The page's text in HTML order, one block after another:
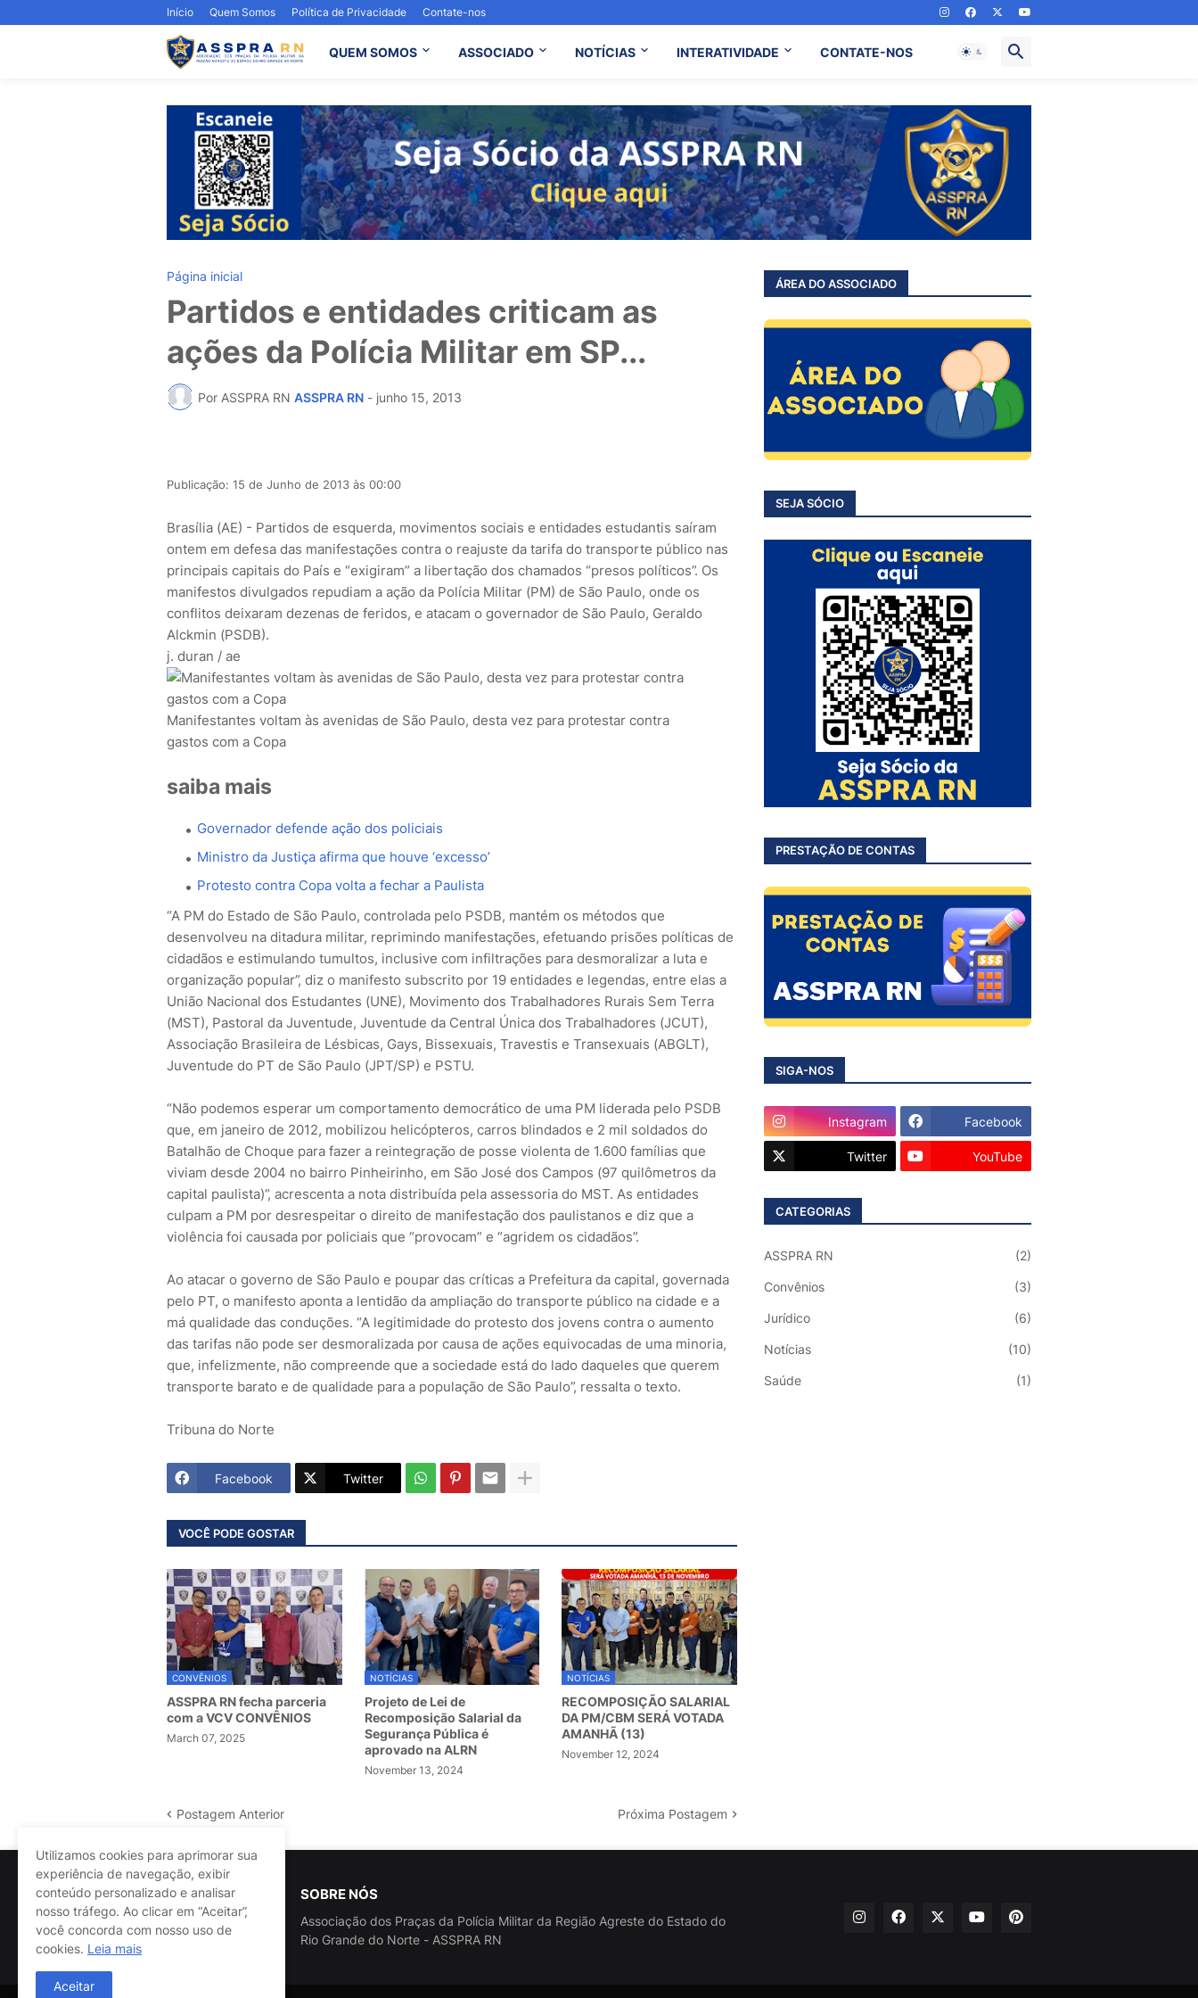
Início Quem Somos Política de Privacidade Contate-nos
QUEM SOMOS ASSOCIADO NOTÍCIAS INTERATIVIDADE CONTATE-NOS
Página inicial
Partidos e entidades criticam as
ações da Polícia Militar em SP...
Por ASSPRA RN ASSPRA RN - junho 15, 2013
Publicação: 15 de Junho de 2013 às 00:00
Brasília (AE) - Partidos de esquerda, movimentos sociais e entidades estudantis saíram
ontem em defesa das manifestações contra o reajuste da tarifa do transporte público nas
principais capitais do País e “exigiram” a libertação dos chamados “presos políticos”. Os
manifestos divulgados repudiam a ação da Polícia Militar (PM) de São Paulo, onde os
conflitos deixaram dezenas de feridos, e atacam o governador de São Paulo, Geraldo
Alckmin (PSDB).
j. duran / ae
Manifestantes voltam às avenidas de São Paulo, desta vez para protestar contra
gastos com a Copa
saiba mais
Governador defende ação dos policiais
Ministro da Justiça afirma que houve ‘excesso’
Protesto contra Copa volta a fechar a Paulista
“A PM do Estado de São Paulo, controlada pelo PSDB, mantém os métodos que
desenvolveu na ditadura militar, reprimindo manifestações, efetuando prisões políticas de
cidadãos e estimulando tumultos, inclusive com infiltrações para desmoralizar a luta e
organização popular”, diz o manifesto subscrito por 19 entidades e legendas, entre elas a
União Nacional dos Estudantes (UNE), Movimento dos Trabalhadores Rurais Sem Terra
(MST), Pastoral da Juventude, Juventude da Central Única dos Trabalhadores (JCUT),
Associação Brasileira de Lésbicas, Gays, Bissexuais, Travestis e Transexuais (ABGLT),
Juventude do PT de São Paulo (JPT/SP) e PSTU.
“Não podemos esperar um comportamento democrático de uma PM liderada pelo PSDB
que, em janeiro de 2012, mobilizou helicópteros, carros blindados e 2 mil soldados do
Batalhão de Choque para fazer a reintegração de posse violenta de 1.600 famílias que
viviam desde 2004 no bairro Pinheirinho, em São José dos Campos (97 quilômetros da
capital paulista)”, acrescenta a nota distribuída pela assessoria do MST. As entidades
culpam a PM por desrespeitar o direito de manifestação dos paulistanos e diz que a
violência foi causada por policiais que “provocam” e “agridem os cidadãos”.
Ao atacar o governo de São Paulo e poupar das críticas a Prefeitura da capital, governada
pelo PT, o manifesto aponta a lentidão da ampliação do transporte público na cidade e a
má qualidade das conduções. “A legitimidade do protesto dos jovens contra o aumento
das tarifas não pode ser desmoralizada por causa de ações equivocadas de uma minoria,
que, infelizmente, não compreende que a sociedade está do lado daqueles que querem
transporte barato e de qualidade para a população de São Paulo”, ressalta o texto.
Tribuna do Norte
Facebook Twitter
VOCÊ PODE GOSTAR
CONVÊNIOS
ASSPRA RN fecha parceria
com a VCV CONVÊNIOS
March 07, 2025
NOTÍCIAS
Projeto de Lei de
Recomposição Salarial da
Segurança Pública é
aprovado na ALRN
November 13, 2024
NOTÍCIAS
RECOMPOSIÇÃO SALARIAL
DA PM/CBM SERÁ VOTADA
AMANHÃ (13)
November 12, 2024
Postagem Anterior Próxima Postagem
ÁREA DO ASSOCIADO
SEJA SÓCIO
PRESTAÇÃO DE CONTAS
SIGA-NOS
Instagram Facebook
Twitter YouTube
CATEGORIAS
ASSPRA RN (2)
Convênios (3)
Jurídico (6)
Notícias (10)
Saúde (1)
SOBRE NÓS
Associação dos Praças da Polícia Militar da Região Agreste do Estado do
Rio Grande do Norte - ASSPRA RN
Utilizamos cookies para aprimorar sua
experiência de navegação, exibir
conteúdo personalizado e analisar
nosso tráfego. Ao clicar em “Aceitar”,
você concorda com nosso uso de
cookies. Leia mais
Aceitar